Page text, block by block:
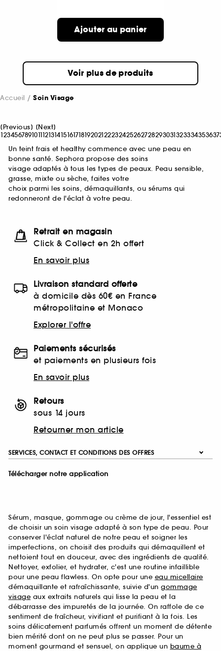
Ajouter au panier
Voir plus de produits
Accueil Soin Visage
[Previous] [Next]
12345678910111213141516171819202122232425262728293031323334353637
Un teint frais et healthy commence avec une peau en
bonne santé. Sephora propose des soins
visage adaptés à tous les types de peaux. Peau sensible,
grasse, mixte ou sèche, faites votre
choix parmi les soins, démaquillants, ou sérums qui
redonneront de l'éclat à votre peau.
Retrait en magasin
Click & Collect en 2h offert
En savoir plus
Livraison standard offerte
à domicile dès 60€ en France
métropolitaine et Monaco
Explorer l'offre
Paiements sécurisés
et paiements en plusieurs fois
En savoir plus
Retours
sous 14 jours
Retourner mon article
SERVICES, CONTACT ET CONDITIONS DES OFFRES
Télécharger notre application
Sérum, masque, gommage ou crème de jour, l'essentiel est
de choisir un soin visage adapté à son type de peau. Pour
conserver l'éclat naturel de notre peau et soigner les
imperfections, on choisit des produits qui démaquillent et
nettoient tout en douceur, avec des ingrédients de qualité.
Nettoyer, exfolier, et hydrater, c'est une routine infaillible
pour une peau flawless. On opte pour une eau micellaire
démaquillante et rafraîchissante, suivie d'un gommage
visage aux extraits naturels qui lisse la peau et la
débarrasse des impuretés de la journée. On raffole de ce
sentiment de fraîcheur, vivifiant et purifiant à la fois. Les
soins délicatement parfumés offrent un moment de détente
bien mérité dont on ne peut plus se passer. Pour un
moment gourmand et sensuel, on applique un baume à